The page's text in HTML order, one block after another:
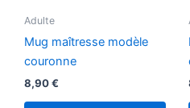
Adulte
Mug maîtresse modèle
couronne
8,90€